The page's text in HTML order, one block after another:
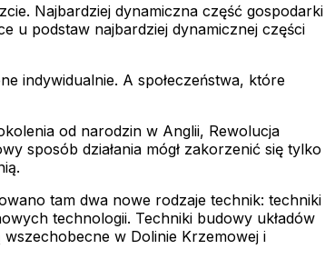
Najbardziej dynamiczna część gospodarki
u podstaw najbardziej dynamicznej części
indywidualnie. A społeczeństwa, które
od narodzin w Anglii, Rewolucja
sposób działania mógł zakorzenić się tylko
tam dwa nowe rodzaje technik: techniki
technologii. Techniki budowy układów
w Dolinie Krzemowej i